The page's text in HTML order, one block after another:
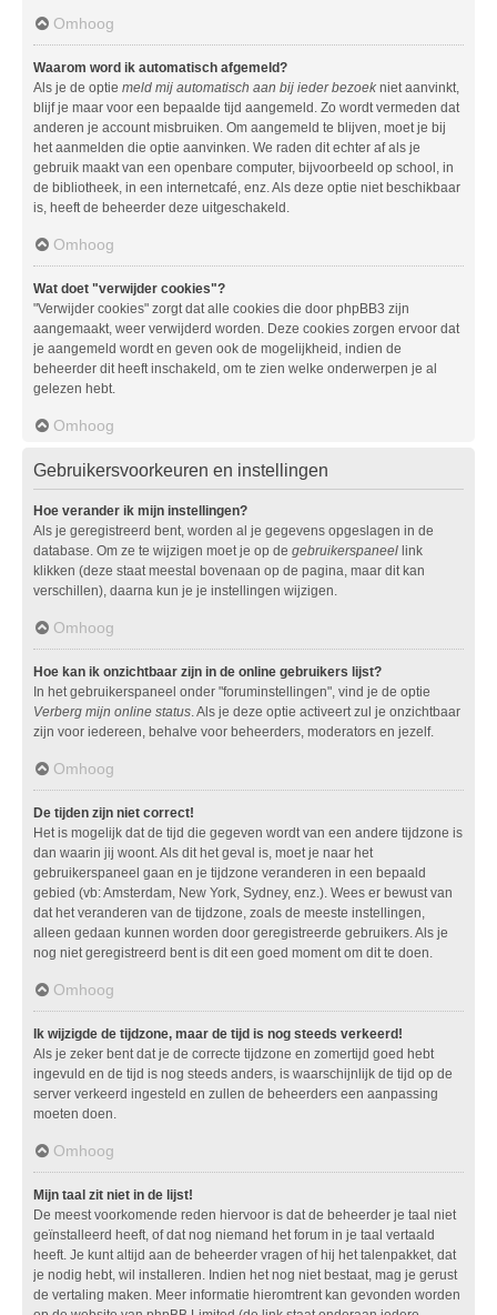
Omhoog
Waarom word ik automatisch afgemeld?
Als je de optie meld mij automatisch aan bij ieder bezoek niet aanvinkt,
blijf je maar voor een bepaalde tijd aangemeld. Zo wordt vermeden dat
anderen je account misbruiken. Om aangemeld te blijven, moet je bij
het aanmelden die optie aanvinken. We raden dit echter af als je
gebruik maakt van een openbare computer, bijvoorbeeld op school, in
de bibliotheek, in een internetcafé, enz. Als deze optie niet beschikbaar
is, heeft de beheerder deze uitgeschakeld.
Omhoog
Wat doet "verwijder cookies"?
"Verwijder cookies" zorgt dat alle cookies die door phpBB3 zijn
aangemaakt, weer verwijderd worden. Deze cookies zorgen ervoor dat
je aangemeld wordt en geven ook de mogelijkheid, indien de
beheerder dit heeft inschakeld, om te zien welke onderwerpen je al
gelezen hebt.
Omhoog
Gebruikersvoorkeuren en instellingen
Hoe verander ik mijn instellingen?
Als je geregistreerd bent, worden al je gegevens opgeslagen in de
database. Om ze te wijzigen moet je op de gebruikerspaneel link
klikken (deze staat meestal bovenaan op de pagina, maar dit kan
verschillen), daarna kun je je instellingen wijzigen.
Omhoog
Hoe kan ik onzichtbaar zijn in de online gebruikers lijst?
In het gebruikerspaneel onder "foruminstellingen", vind je de optie
Verberg mijn online status. Als je deze optie activeert zul je onzichtbaar
zijn voor iedereen, behalve voor beheerders, moderators en jezelf.
Omhoog
De tijden zijn niet correct!
Het is mogelijk dat de tijd die gegeven wordt van een andere tijdzone is
dan waarin jij woont. Als dit het geval is, moet je naar het
gebruikerspaneel gaan en je tijdzone veranderen in een bepaald
gebied (vb: Amsterdam, New York, Sydney, enz.). Wees er bewust van
dat het veranderen van de tijdzone, zoals de meeste instellingen,
alleen gedaan kunnen worden door geregistreerde gebruikers. Als je
nog niet geregistreerd bent is dit een goed moment om dit te doen.
Omhoog
Ik wijzigde de tijdzone, maar de tijd is nog steeds verkeerd!
Als je zeker bent dat je de correcte tijdzone en zomertijd goed hebt
ingevuld en de tijd is nog steeds anders, is waarschijnlijk de tijd op de
server verkeerd ingesteld en zullen de beheerders een aanpassing
moeten doen.
Omhoog
Mijn taal zit niet in de lijst!
De meest voorkomende reden hiervoor is dat de beheerder je taal niet
geïnstalleerd heeft, of dat nog niemand het forum in je taal vertaald
heeft. Je kunt altijd aan de beheerder vragen of hij het talenpakket, dat
je nodig hebt, wil installeren. Indien het nog niet bestaat, mag je gerust
de vertaling maken. Meer informatie hieromtrent kan gevonden worden